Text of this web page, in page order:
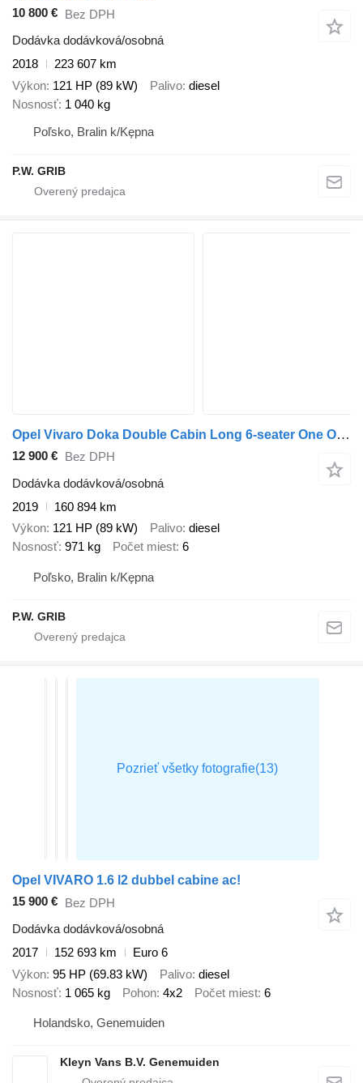
10 800 € Bez DPH
Dodávka dodávková/osobná
2018
223 607 km
Výkon 121 HP (89 kW) Palivo diesel
Nosnosť 1 040 kg
Poľsko, Bralin k/Kępna
P.W. GRIB
Opel Vivaro Doka Double Cabin Long 6-seater One Owner
12 900 € Bez DPH
Dodávka dodávková/osobná
2019
160 894 km
Výkon 121 HP (89 kW) Palivo diesel
Nosnosť 971 kg Počet miest 6
Poľsko, Bralin k/Kępna
P.W. GRIB
Opel VIVARO 1.6 l2 dubbel cabine ac!
15 900 € Bez DPH
Dodávka dodávková/osobná
2017
152 693 km
Euro 6
Výkon 95 HP (69.83 kW) Palivo diesel
Nosnosť 1 065 kg Pohon 4x2 Počet miest 6
Holandsko, Genemuiden
Kleyn Vans B.V. Genemuiden